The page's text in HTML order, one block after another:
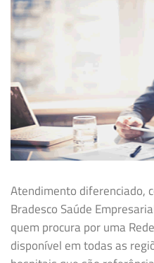
Atendimento diferenciado,
Bradesco Saúde
quem procura por uma
disponível em todas as